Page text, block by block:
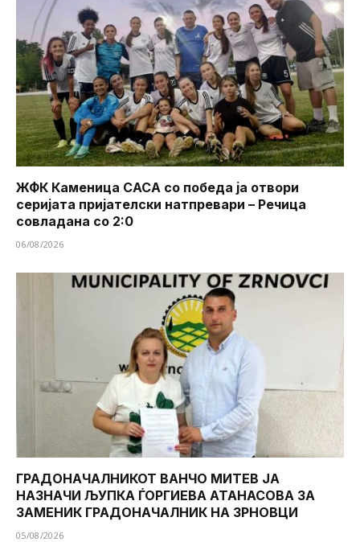
ЖФК Каменица САСА со победа ја отвори
серијата пријателски натпревари – Речица
совладана со 2:0
06/08/2026
ГРАДОНАЧАЛНИКОТ ВАНЧО МИТЕВ ЈА
НАЗНАЧИ ЉУПКА ЃОРГИЕВА АТАНАСОВА ЗА
ЗАМЕНИК ГРАДОНАЧАЛНИК НА ЗРНОВЦИ
05/08/2026